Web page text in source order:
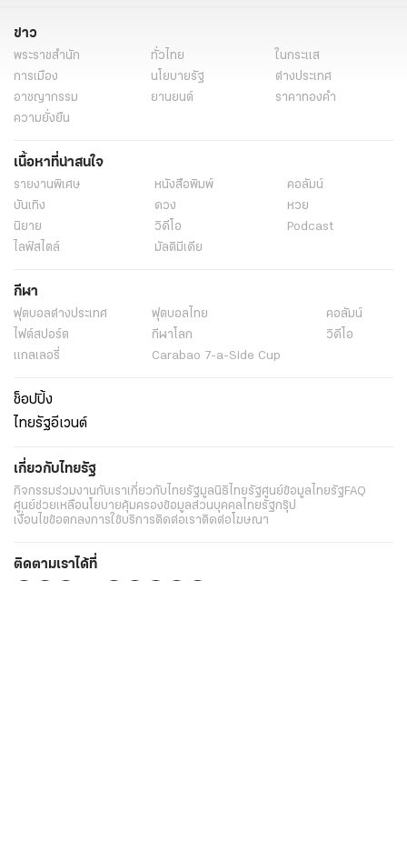
ข่าว
พระราชสำนัก ทั่วไทย
ในกระแส
การเมือง
นโยบายรัฐ
ต่างประเทศ
อาชญากรรม
ยานยนต์
ราคาทองคำ
ความยั่งยืน
เนื้อหาที่น่าสนใจ
รายงานพิเศษ หนังสือพิมพ์
คอลัมน์
บันเทิง
ดวง
หวย
นิยาย
วิดีโอ
Podcast
ไลฟ์สไตล์
มัลติมีเดีย
กีฬา
ฟุตบอลต่่างประเทศ ฟุตบอลไทย
คอลัมน์
ไฟต์สปอร์ต
กีฬาโลก
วิดีโอ
แกลเลอรี่
Carabao 7-a-Side Cup
ช็อปปิ้ง
ไทยรัฐอีเวนต์
เกี่ยวกับไทยรัฐ
กิจกรรมร่วมงานกับเราเกี่ยวกับไทยรัฐมูลนิธิไทยรัฐศูนย์ข้อมูลไทยรัฐFAQ
ศูนย์ช่วยเหลือนโยบายคุ้มครองข้อมูลส่วนบุคคลไทยรัฐกรุ๊ป
เงื่อนไขข้อตกลงการใช้บริการติดต่อเราติดต่อโฆษณา
ติดตามเราได้ที่